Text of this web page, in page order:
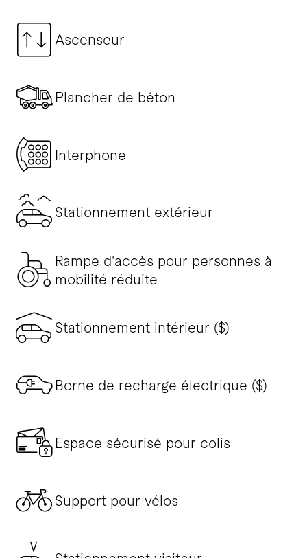
Ascenseur
Plancher de béton
Interphone
Stationnement extérieur
Rampe d'accès pour personnes à
mobilité réduite
Stationnement intérieur ($)
Borne de recharge électrique ($)
Espace sécurisé pour colis
Support pour vélos